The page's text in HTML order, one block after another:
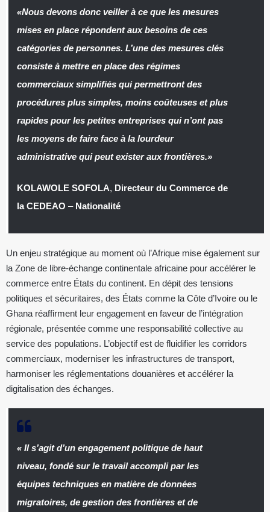
«Nous devons donc veiller à ce que les mesures
mises en place répondent aux besoins de ces
catégories de personnes. L’une des mesures clés
consiste à mettre en place des régimes
commerciaux simplifiés qui permettront des
procédures plus simples, moins coûteuses et plus
rapides pour les petites entreprises qui n’ont pas
les moyens de faire face à la lourdeur
administrative qui peut exister aux frontières.»
KOLAWOLE SOFOLA, Directeur du Commerce de
la CEDEAO – Nationalité
Un enjeu stratégique au moment où l’Afrique mise également sur
la Zone de libre-échange continentale africaine pour accélérer le
commerce entre États du continent. En dépit des tensions
politiques et sécuritaires, des États comme la Côte d’Ivoire ou le
Ghana réaffirment leur engagement en faveur de l’intégration
régionale, présentée comme une responsabilité collective au
service des populations. L’objectif est de fluidifier les corridors
commerciaux, moderniser les infrastructures de transport,
harmoniser les réglementations douanières et accélérer la
digitalisation des échanges.
« Il s’agit d’un engagement politique de haut
niveau, fondé sur le travail accompli par les
équipes techniques en matière de données
migratoires, de gestion des frontières et de